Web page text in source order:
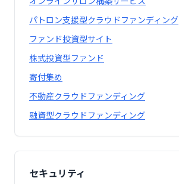
パトロン支援型クラウドファンディング
ファンド投資型サイト
株式投資型ファンド
寄付集め
不動産クラウドファンディング
融資型クラウドファンディング
セキュリティ